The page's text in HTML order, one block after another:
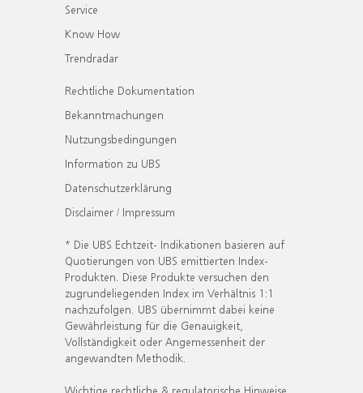
Service
Know How
Trendradar
Rechtliche Dokumentation
Bekanntmachungen
Nutzungsbedingungen
Information zu UBS
Datenschutzerklärung
Disclaimer / Impressum
* Die UBS Echtzeit- Indikationen basieren auf
Quotierungen von UBS emittierten Index-
Produkten. Diese Produkte versuchen den
zugrundeliegenden Index im Verhältnis 1:1
nachzufolgen. UBS übernimmt dabei keine
Gewährleistung für die Genauigkeit,
Vollständigkeit oder Angemessenheit der
angewandten Methodik.